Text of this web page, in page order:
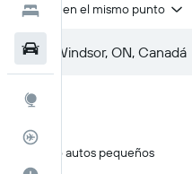
Hoteles
Autos
Entrega en el mismo punto
Solo autos pequeños